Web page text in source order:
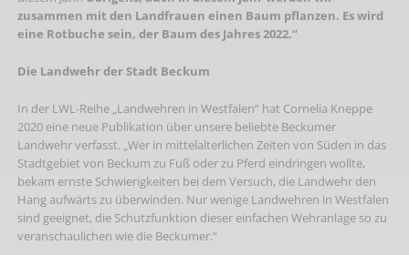
zusammen mit den Landfrauen einen Baum pflanzen. Es wird
eine Rotbuche sein, der Baum des Jahres 2022.“
Die Landwehr der Stadt Beckum
In der LWL-Reihe „Landwehren in Westfalen“ hat Cornelia Kneppe
2020 eine neue Publikation über unsere beliebte Beckumer
Landwehr verfasst. „Wer in mittelalterlichen Zeiten von Süden in das
Stadtgebiet von Beckum zu Fuß oder zu Pferd eindringen wollte,
bekam ernste Schwierigkeiten bei dem Versuch, die Landwehr den
Hang aufwärts zu überwinden. Nur wenige Landwehren in Westfalen
sind geeignet, die Schutzfunktion dieser einfachen Wehranlage so zu
veranschaulichen wie die Beckumer.“